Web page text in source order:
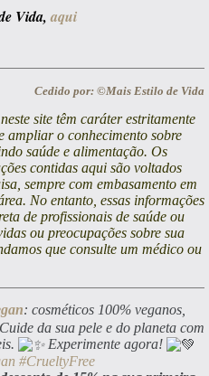
Vida,aqui
Cedido por: ©Mais Estilo de Vida
site têm caráter estritamente
ampliar o conhecimento sobre
saúde e alimentação. Os
contidas aqui são voltados
sempre com embasamento em
No entanto, essas informações
de profissionais de saúde ou
ou preocupações sobre sua
que consulte um médico ou
: cosméticos 100% veganos,
da sua pele e do planeta com
Experimente agora!
#CrueltyFree